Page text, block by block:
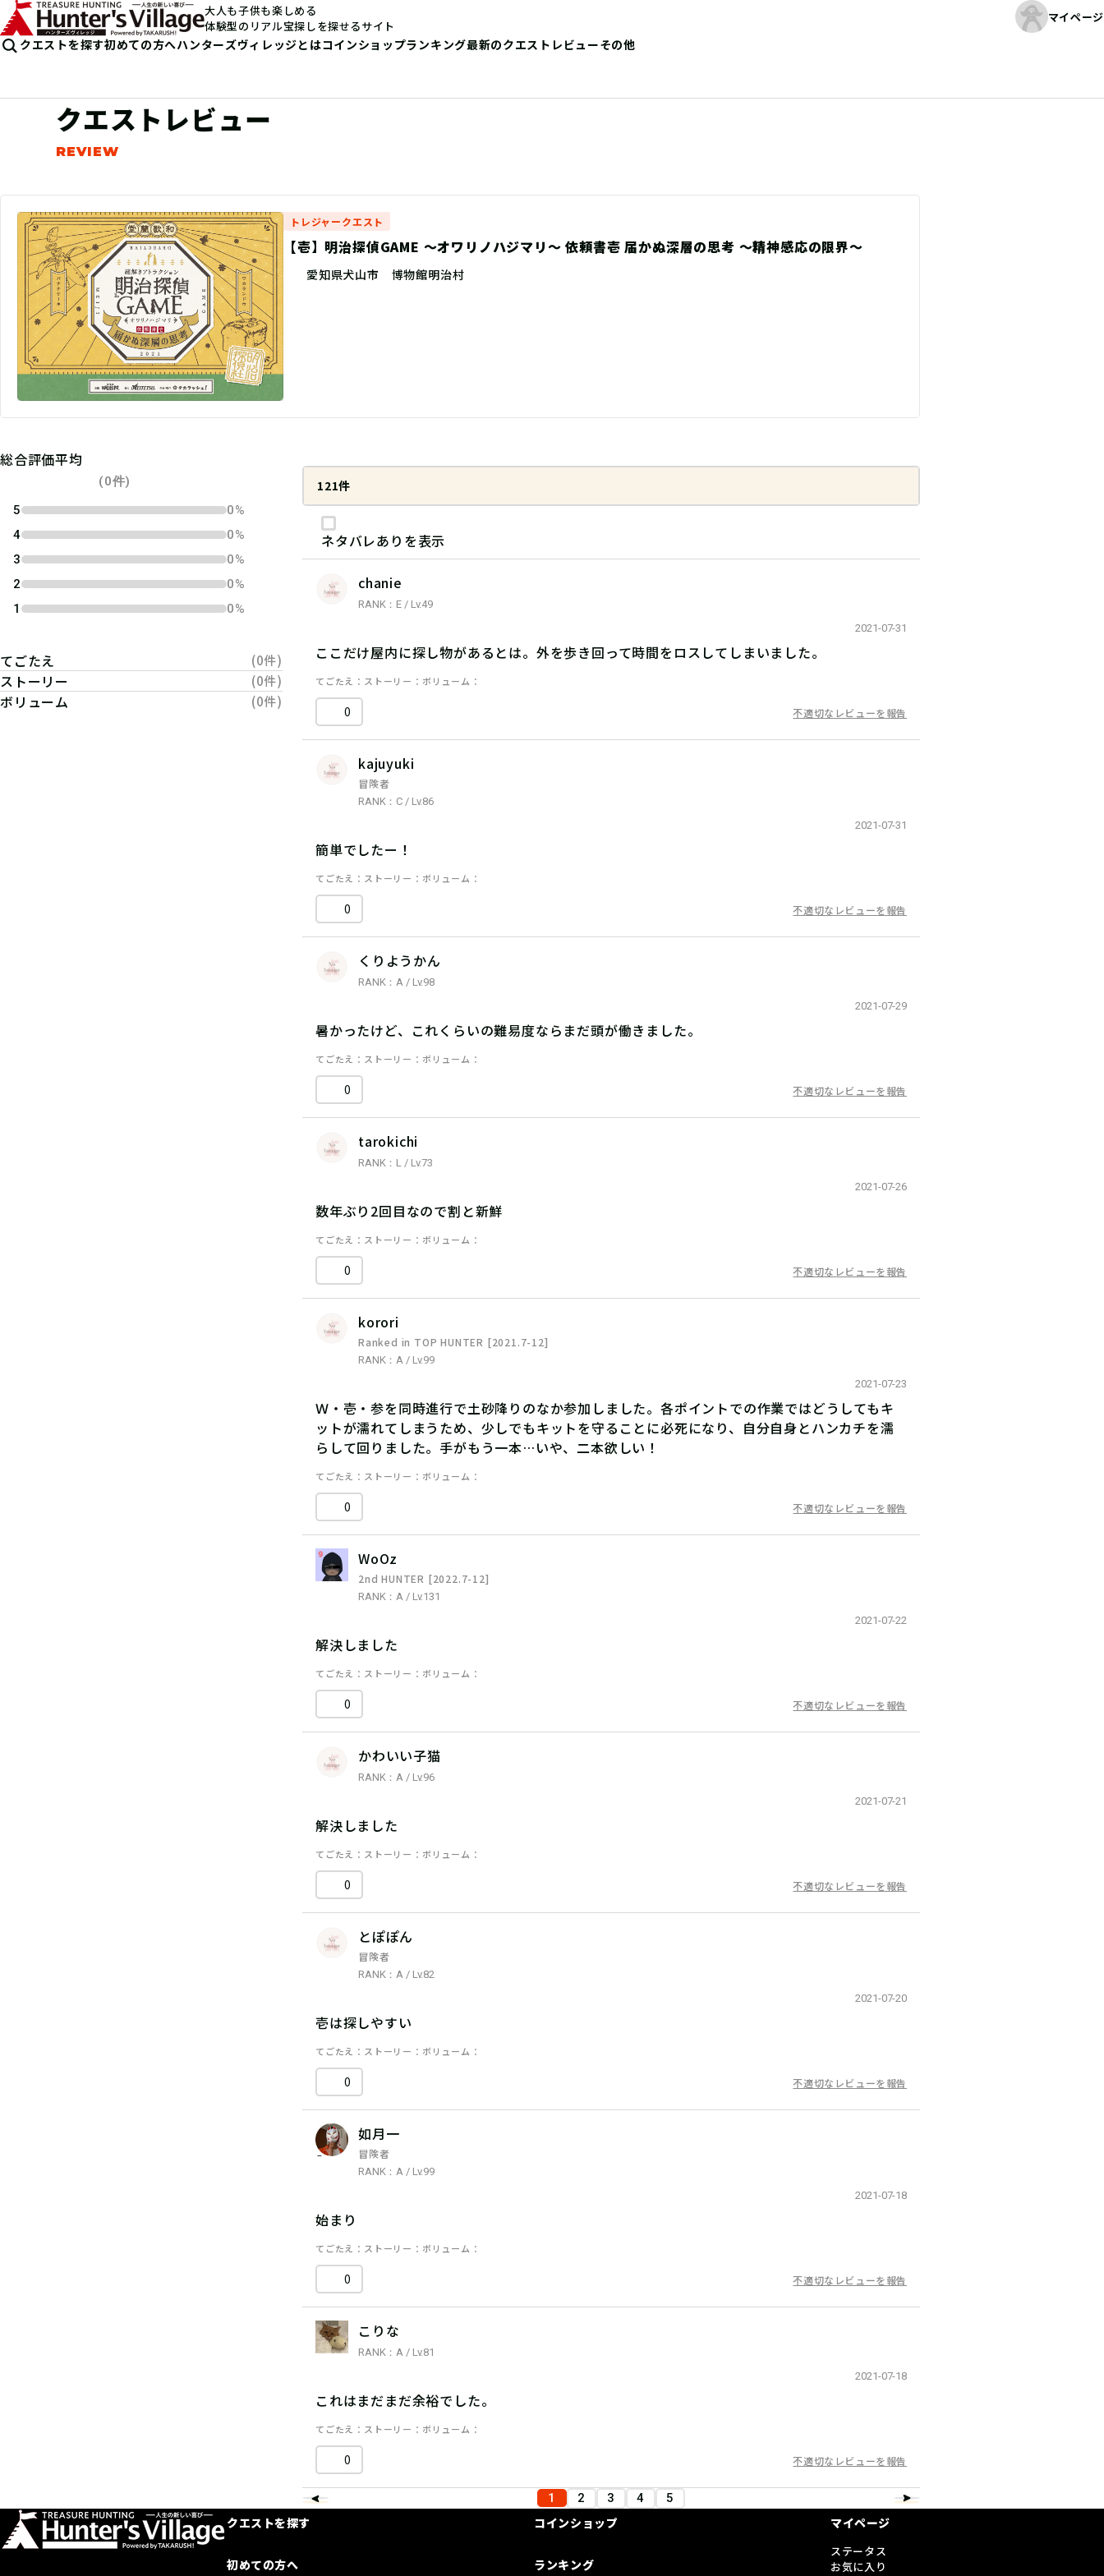
大人も子供も楽しめる
体験型のリアル宝探しを探せるサイト
マイページ
クエストを探す初めての方へハンターズヴィレッジとはコインショップランキング最新のクエストレビューその他
クエストレビュー
トレジャークエスト
【壱】明治探偵GAME 〜オワリノハジマリ〜 依頼書壱 届かぬ深層の思考 〜精神感応の限界〜
愛知県犬山市 博物館明治村
総合評価平均
(0件)
5
0%
4
0%
3
0%
2
0%
1
0%
てごたえ (0件)
ストーリー (0件)
ボリューム (0件)
121件
ネタバレありを表示
chanie
RANK：E / Lv.49
2021-07-31
ここだけ屋内に探し物があるとは。外を歩き回って時間をロスしてしまいました。
てごたえ ストーリー ボリューム
0 不適切なレビューを報告
kajuyuki
冒険者
RANK：C / Lv.86
2021-07-31
簡単でしたー！
てごたえ ストーリー ボリューム
0 不適切なレビューを報告
くりようかん
RANK：A / Lv.98
2021-07-29
暑かったけど、これくらいの難易度ならまだ頭が働きました。
てごたえ ストーリー ボリューム
0 不適切なレビューを報告
tarokichi
RANK：L / Lv.73
2021-07-26
数年ぶり2回目なので割と新鮮
てごたえ ストーリー ボリューム
0 不適切なレビューを報告
korori
Ranked in TOP HUNTER [2021.7-12]
RANK：A / Lv.99
2021-07-23
Ｗ・壱・参を同時進行で土砂降りのなか参加しました。各ポイントでの作業ではどうしてもキ
ットが濡れてしまうため、少しでもキットを守ることに必死になり、自分自身とハンカチを濡
らして回りました。手がもう一本…いや、二本欲しい！
てごたえ ストーリー ボリューム
0 不適切なレビューを報告
WoOz
2nd HUNTER [2022.7-12]
RANK：A / Lv.131
2021-07-22
解決しました
てごたえ ストーリー ボリューム
0 不適切なレビューを報告
かわいい子猫
RANK：A / Lv.96
2021-07-21
解決しました
てごたえ ストーリー ボリューム
0 不適切なレビューを報告
とぽぽん
冒険者
RANK：A / Lv.82
2021-07-20
壱は探しやすい
てごたえ ストーリー ボリューム
0 不適切なレビューを報告
如月一
冒険者
RANK：A / Lv.99
2021-07-18
始まり
てごたえ ストーリー ボリューム
0 不適切なレビューを報告
こりな
RANK：A / Lv.81
2021-07-18
これはまだまだ余裕でした。
てごたえ ストーリー ボリューム
0 不適切なレビューを報告
1 2 3 4 5
クエストを探す
初めての方へ
コインショップ
ランキング
マイページ
ステータス
お気に入り